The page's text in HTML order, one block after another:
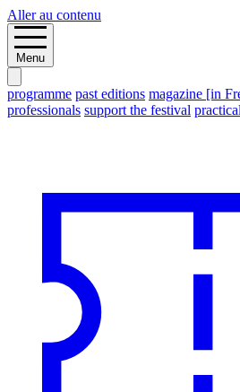
Aller au contenu
Menu
programme past editions magazine [in
professionals support the festival